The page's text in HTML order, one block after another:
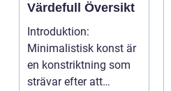
Värdefull Översikt
Introduktion:
Minimalistisk konst är
en konstriktning som
strävar efter att